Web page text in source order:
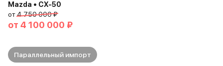
Mazda • CX-50
от4 750 000 ₽
от 4 100 000 ₽
Параллельный импорт